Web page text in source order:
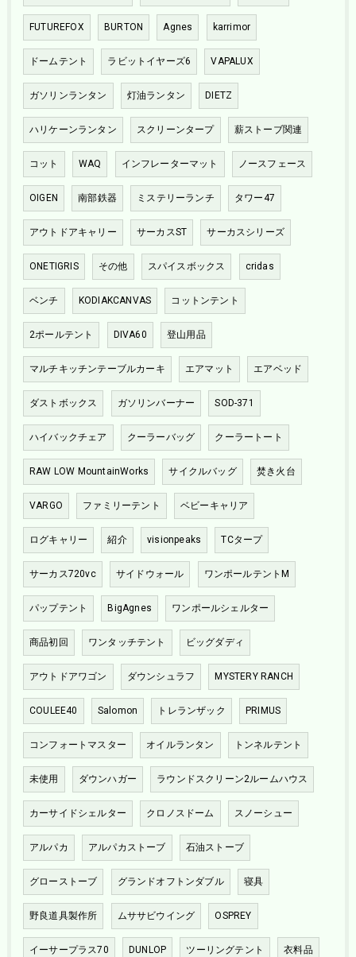
FUTUREFOX BURTON Agnes karrimor
ドームテント ラビットイヤーズ6 VAPALUX
ガソリンランタン 灯油ランタン DIETZ
ハリケーンランタン スクリーンタープ 薪ストーブ関連
コット WAQ インフレーターマット ノースフェース
OIGEN 南部鉄器 ミステリーランチ タワー47
アウトドアキャリー サーカスST サーカスシリーズ
ONETIGRIS その他 スパイスボックス cridas
ベンチ KODIAKCANVAS コットンテント
2ポールテント DIVA60 登山用品
マルチキッチンテーブルカーキ エアマット エアベッド
ダストボックス ガソリンバーナー SOD-371
ハイバックチェア クーラーバッグ クーラートート
RAW LOW MountainWorks サイクルバッグ 焚き火台
VARGO ファミリーテント ベビーキャリア
ログキャリー 紹介 visionpeaks TCタープ
サーカス720vc サイドウォール ワンポールテントM
パップテント BigAgnes ワンポールシェルター
商品初回 ワンタッチテント ビッグダディ
アウトドアワゴン ダウンシュラフ MYSTERY RANCH
COULEE40 Salomon トレランザック PRIMUS
コンフォートマスター オイルランタン トンネルテント
未使用 ダウンハガー ラウンドスクリーン2ルームハウス
カーサイドシェルター クロノスドーム スノーシュー
アルパカ アルパカストーブ 石油ストーブ
グローストーブ グランドオフトンダブル 寝具
野良道具製作所 ムササビウイング OSPREY
イーサープラス70 DUNLOP ツーリングテント 衣料品